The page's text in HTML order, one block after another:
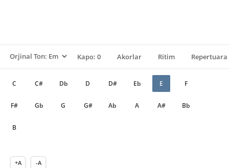
Kapo: 0 Akorlar Ritim Repertuara
C C# Db D D# Eb E F
F# Gb G G# Ab A A# Bb
B
+A -A